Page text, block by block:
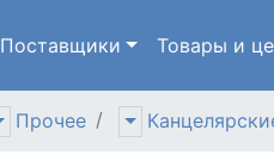
Поставщики Товары и
Прочее